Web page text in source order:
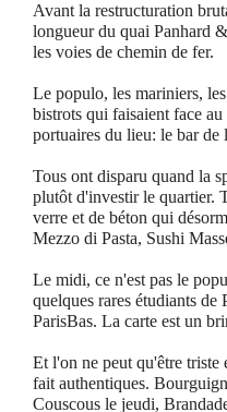
Avant la restructuration
longueur du quai Panhard
les voies de chemin de fer.
Le populo, les mariniers,
bistrots qui faisaient face
portuaires du lieu: le bar
Tous ont disparu quand la
plutôt d'investir le quartier.
verre et de béton qui
Mezzo di Pasta, Sushi
Le midi, ce n'est pas le
quelques rares étudiants
ParisBas. La carte est un
Et l'on ne peut qu'être triste
fait authentiques.
Couscous le jeudi,